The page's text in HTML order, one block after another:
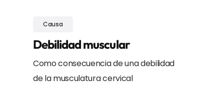
Causa
Debilidad muscular
Como consecuencia de una debilidad
de la musculatura cervical